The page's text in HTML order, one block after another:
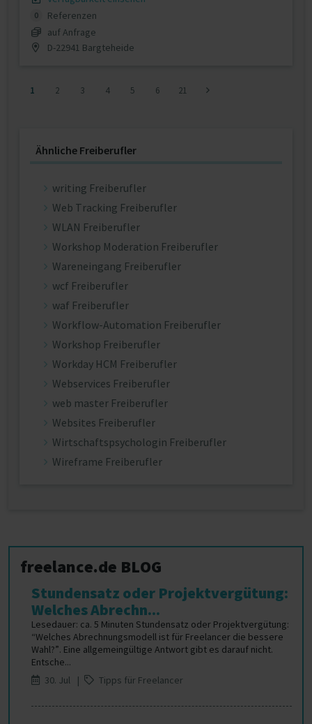
0
Referenzen
auf Anfrage
D-22941 Bargteheide
1 2 3 4 5 6 21
Ähnliche Freiberufler
writing Freiberufler
Web Tracking Freiberufler
WLAN Freiberufler
Workshop Moderation Freiberufler
Wareneingang Freiberufler
wcf Freiberufler
waf Freiberufler
Workflow-Automation Freiberufler
Workshop Freiberufler
Workday HCM Freiberufler
Webservices Freiberufler
web master Freiberufler
Websites Freiberufler
Wirtschaftspsychologin Freiberufler
Wireframe Freiberufler
freelance.de BLOG
Stundensatz oder Projektvergütung:
Welches Abrechn...
Lesedauer: ca. 5 Minuten Stundensatz oder Projektvergütung:
“Welches Abrechnungsmodell ist für Freelancer die bessere
Wahl?”. Eine allgemeingültige Antwort gibt es darauf nicht.
Entsche...
30. Jul |
Tipps für Freelancer